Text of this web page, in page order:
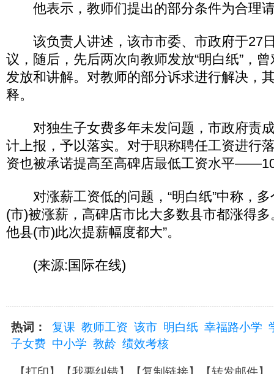
他表示，教师们提出的部分条件为合理
该负责人讲述，该市市委、市政府于27
议，随后，先后两次向教师发放“明白纸”，
发放和讲解。对教师的部分诉求进行解决，
释。
对独生子女费多年未发问题，市政府责
计上报，予以落实。对于职称聘任工资进行
资也被承诺提高至高碑店最低工资水平
对涨薪工资低的问题，“明白纸”中称，多
(市)被涨薪，高碑店市比大多数县市都涨得
他县(市)此次提薪幅度都大”。
(来源:国际在线)
热词： 复课 教师工资 该市 明白纸 幸福路小学
子女费 中小学 教龄 绩效考核